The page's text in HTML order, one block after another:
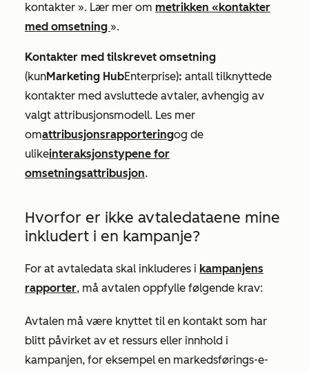
kontakter ». Lær mer om metrikken «kontakter
med omsetning ».
Kontakter med tilskrevet omsetning
(kunMarketing HubEnterprise): antall tilknyttede
kontakter med avsluttede avtaler, avhengig av
valgt attribusjonsmodell. Les mer
omattribusjonsrapporteringog de
ulikeinteraksjonstypene for
omsetningsattribusjon.
Hvorfor er ikke avtaledataene mine
inkludert i en kampanje?
For at avtaledata skal inkluderes i kampanjens
rapporter, må avtalen oppfylle følgende krav:
Avtalen må være knyttet til en kontakt som har
blitt påvirket av et ressurs eller innhold i
kampanjen, for eksempel en markedsførings-e-